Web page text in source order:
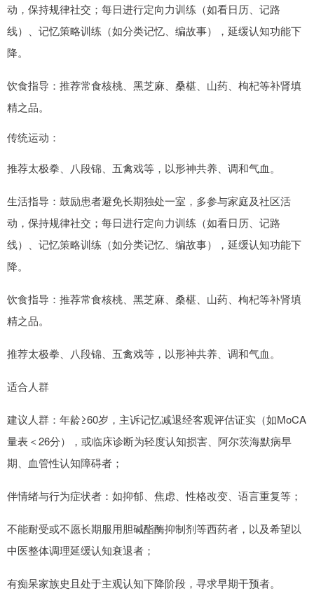
动，保持规律社交；每日进行定向力训练（如看日历、记路
线）、记忆策略训练（如分类记忆、编故事），延缓认知功能下
降。
饮食指导：推荐常食核桃、黑芝麻、桑椹、山药、枸杞等补肾填
精之品。
传统运动：
推荐太极拳、八段锦、五禽戏等，以形神共养、调和气血。
生活指导：鼓励患者避免长期独处一室，多参与家庭及社区活
动，保持规律社交；每日进行定向力训练（如看日历、记路
线）、记忆策略训练（如分类记忆、编故事），延缓认知功能下
降。
饮食指导：推荐常食核桃、黑芝麻、桑椹、山药、枸杞等补肾填
精之品。
推荐太极拳、八段锦、五禽戏等，以形神共养、调和气血。
适合人群
建议人群：年龄≥60岁，主诉记忆减退经客观评估证实（如MoCA
量表＜26分），或临床诊断为轻度认知损害、阿尔茨海默病早
期、血管性认知障碍者；
伴情绪与行为症状者：如抑郁、焦虑、性格改变、语言重复等；
不能耐受或不愿长期服用胆碱酯酶抑制剂等西药者，以及希望以
中医整体调理延缓认知衰退者；
有痴呆家族史且处于主观认知下降阶段，寻求早期干预者。